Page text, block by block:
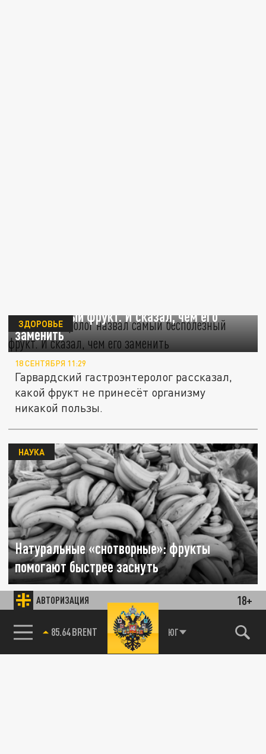
АВТОРИЗАЦИЯ 18+
85.64 BRENT ЮГ
бесполезный фрукт. И сказал, чем его
заменить
ЗДОРОВЬЕ
18 СЕНТЯБРЯ 11:29
Гарвардский гастроэнтеролог рассказал,
какой фрукт не принесёт организму
никакой пользы.
Натуральные «снотворные»: фрукты
помогают быстрее заснуть
НАУКА
14 СЕНТЯБРЯ 00:13
Существуют шесть фруктов, богатых
мелатонином, магнием и триптофаном,
которые естественным образом
регулируют...